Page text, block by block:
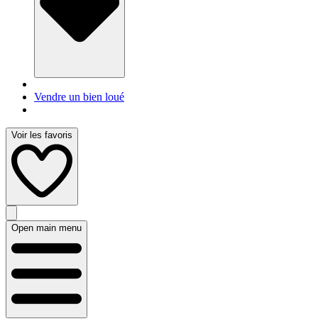
Vendre un bien loué
Voir les favoris
Open main menu